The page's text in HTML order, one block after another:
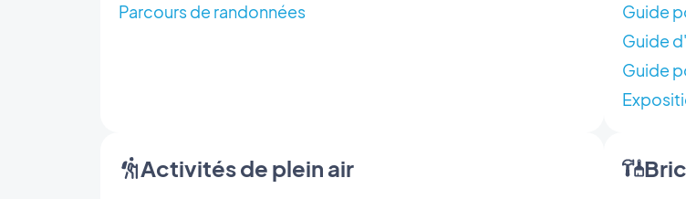
Parcours de randonnées
Guide
Guide
Guide
Activités de plein air